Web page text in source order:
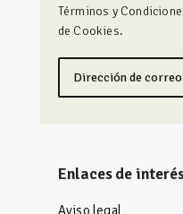
Términos y
de Cookies.
Enlaces de